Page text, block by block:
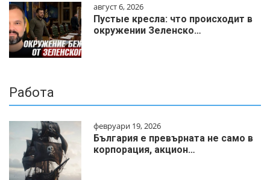
август 6, 2026
Пустые кресла: что происходит в
окружении Зеленско…
Работа
февруари 19, 2026
България е превърната не само в
корпорация, акцион…